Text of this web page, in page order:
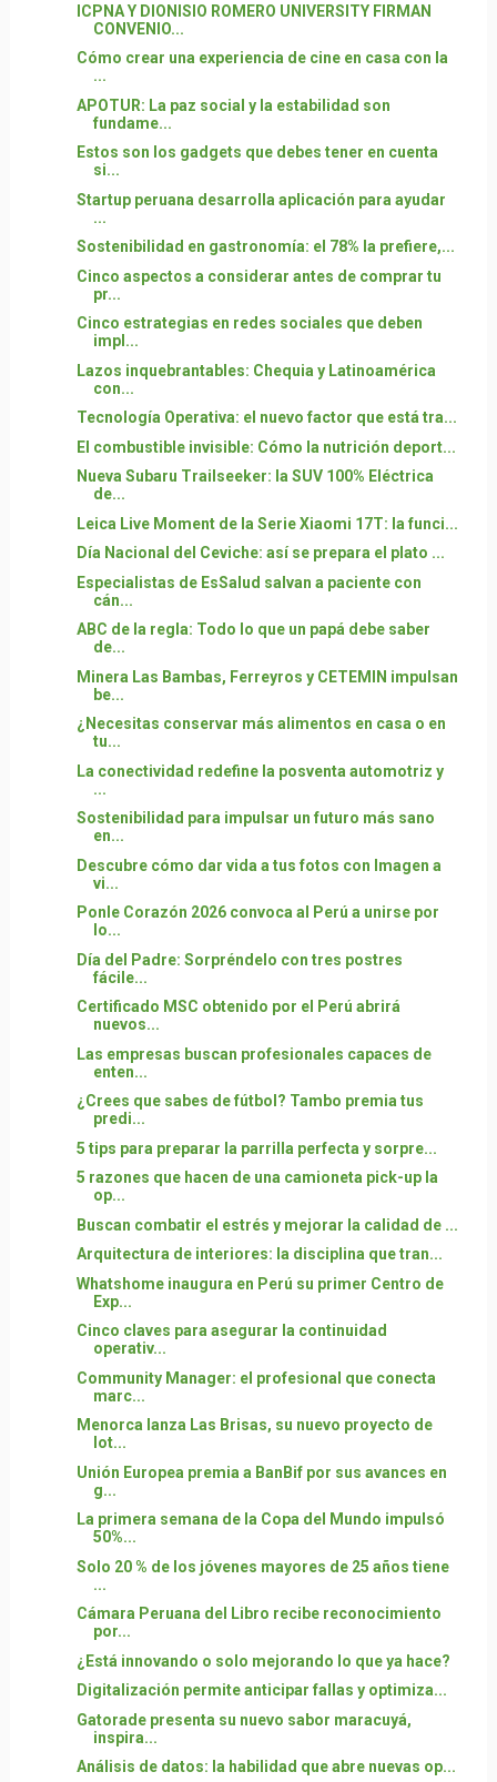
ICPNA Y DIONISIO ROMERO UNIVERSITY FIRMAN
CONVENIO...
Cómo crear una experiencia de cine en casa con la
...
APOTUR: La paz social y la estabilidad son
fundame...
Estos son los gadgets que debes tener en cuenta
si...
Startup peruana desarrolla aplicación para ayudar
...
Sostenibilidad en gastronomía: el 78% la prefiere,...
Cinco aspectos a considerar antes de comprar tu
pr...
Cinco estrategias en redes sociales que deben
impl...
Lazos inquebrantables: Chequia y Latinoamérica
con...
Tecnología Operativa: el nuevo factor que está tra...
El combustible invisible: Cómo la nutrición deport...
Nueva Subaru Trailseeker: la SUV 100% Eléctrica
de...
Leica Live Moment de la Serie Xiaomi 17T: la funci...
Día Nacional del Ceviche: así se prepara el plato ...
Especialistas de EsSalud salvan a paciente con
cán...
ABC de la regla: Todo lo que un papá debe saber
de...
Minera Las Bambas, Ferreyros y CETEMIN impulsan
be...
¿Necesitas conservar más alimentos en casa o en
tu...
La conectividad redefine la posventa automotriz y
...
Sostenibilidad para impulsar un futuro más sano
en...
Descubre cómo dar vida a tus fotos con Imagen a
vi...
Ponle Corazón 2026 convoca al Perú a unirse por
lo...
Día del Padre: Sorpréndelo con tres postres
fácile...
Certificado MSC obtenido por el Perú abrirá
nuevos...
Las empresas buscan profesionales capaces de
enten...
¿Crees que sabes de fútbol? Tambo premia tus
predi...
5 tips para preparar la parrilla perfecta y sorpre...
5 razones que hacen de una camioneta pick-up la
op...
Buscan combatir el estrés y mejorar la calidad de ...
Arquitectura de interiores: la disciplina que tran...
Whatshome inaugura en Perú su primer Centro de
Exp...
Cinco claves para asegurar la continuidad
operativ...
Community Manager: el profesional que conecta
marc...
Menorca lanza Las Brisas, su nuevo proyecto de
lot...
Unión Europea premia a BanBif por sus avances en
g...
La primera semana de la Copa del Mundo impulsó
50%...
Solo 20 % de los jóvenes mayores de 25 años tiene
...
Cámara Peruana del Libro recibe reconocimiento
por...
¿Está innovando o solo mejorando lo que ya hace?
Digitalización permite anticipar fallas y optimiza...
Gatorade presenta su nuevo sabor maracuyá,
inspira...
Análisis de datos: la habilidad que abre nuevas op...